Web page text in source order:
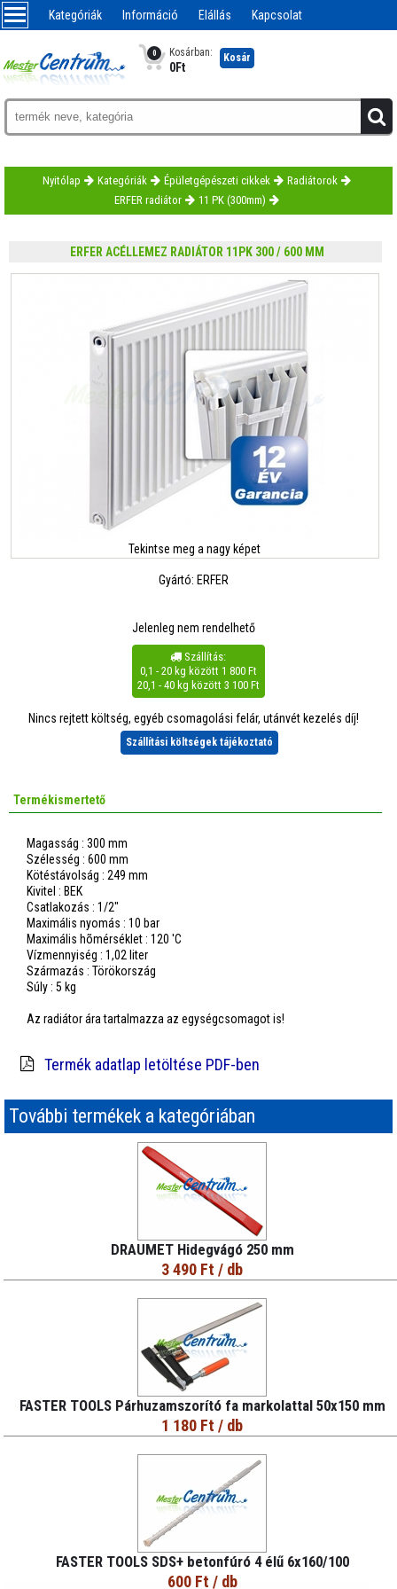
Kategóriák Információ Elállás Kapcsolat
0 Kosárban:
0Ft
Kosár
Nyitólap Kategóriák Épületgépészeti cikkek
Radiátorok
ERFER radiátor
11 PK (300mm)
ERFER ACÉLLEMEZ RADIÁTOR 11PK 300 / 600 MM
Tekintse meg a nagy képet
Gyártó: ERFER
Jelenleg nem rendelhető
 Szállítás:
0,1 - 20 kg között 1 800 Ft
20,1 - 40 kg között 3 100 Ft
Nincs rejtett költség, egyéb csomagolási felár, utánvét kezelés díj!
Szállítási költségek tájékoztató
Termékismertető
Magasság : 300 mm
Szélesség : 600 mm
Kötéstávolság : 249 mm
Kivitel : BEK
Csatlakozás : 1/2"
Maximális nyomás : 10 bar
Maximális hõmérséklet : 120 'C
Vízmennyiség : 1,02 liter
Származás : Törökország
Súly : 5 kg
Az radiátor ára tartalmazza az egységcsomagot is!
Termék adatlap letöltése PDF-ben
További termékek a kategóriában
DRAUMET Hidegvágó 250 mm
3 490 Ft / db
FASTER TOOLS Párhuzamszorító fa markolattal 50x150 mm
1 180 Ft / db
FASTER TOOLS SDS+ betonfúró 4 élű 6x160/100
600 Ft / db